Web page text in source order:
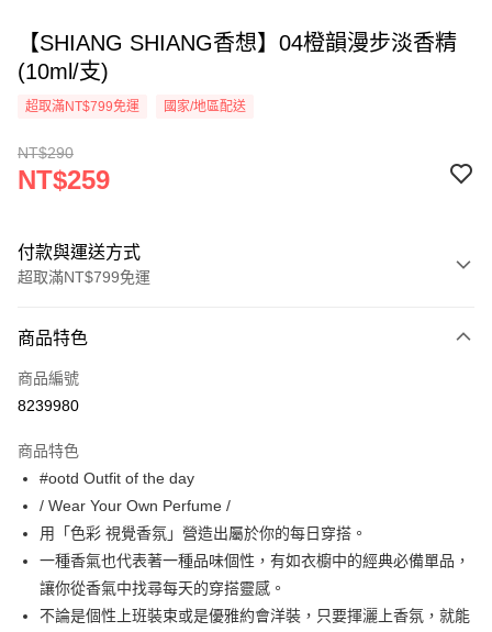
【SHIANG SHIANG香想】04橙韻漫步淡香精
(10ml/支)
超取滿NT$799免運 國家/地區配送
NT$290
NT$259
付款與運送方式
超取滿NT$799免運
信用卡一次付款
超商取貨付款
Apple Pay
街口支付
悠遊付
AFTEE先享後付
相關說明
商品特色
商品編號
8239980
商品特色
#ootd Outfit of the day
/ Wear Your Own Perfume /
用「色彩 視覺香氛」營造出屬於你的每日穿搭。
一種香氣也代表著一種品味個性，有如衣櫥中的經典必備單品，
讓你從香氣中找尋每天的穿搭靈感。
不論是個性上班裝束或是優雅約會洋裝，只要揮灑上香氛，就能